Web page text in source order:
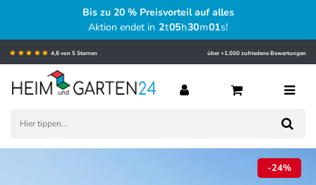
Bis zu 20 % Preisvorteil auf alles
Aktion endet in 2t05h30m00s!
4,8 von 5 Sternen über +1.000 zufriedene Bewertungen
-24%